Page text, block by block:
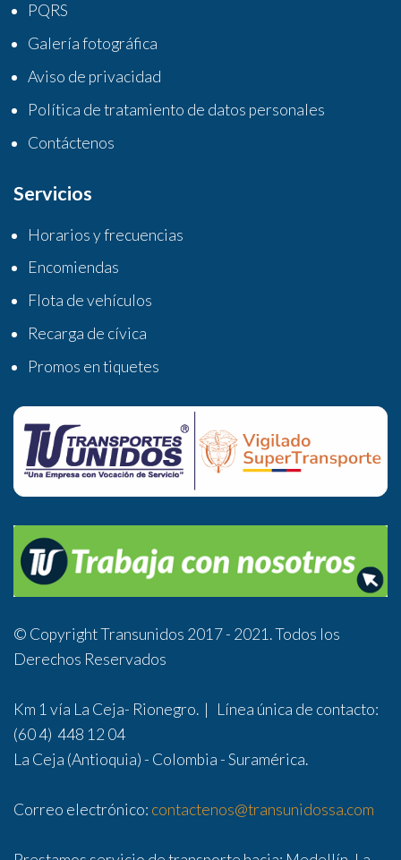
PQRS
Galería fotográfica
Aviso de privacidad
Política de tratamiento de datos personales
Contáctenos
Servicios
Horarios y frecuencias
Encomiendas
Flota de vehículos
Recarga de cívica
Promos en tiquetes
© Copyright Transunidos 2017 - 2021. Todos los
Derechos Reservados
Km 1 vía La Ceja- Rionegro. | Línea única de contacto:
(60 4) 448 12 04
La Ceja (Antioquia) - Colombia - Suramérica.
Correo electrónico: contactenos@transunidossa.com